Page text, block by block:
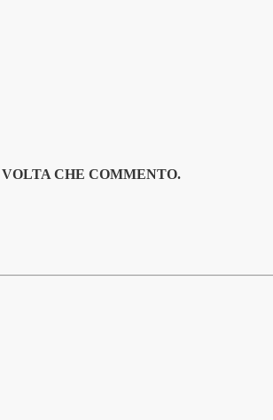
CHE COMMENTO.